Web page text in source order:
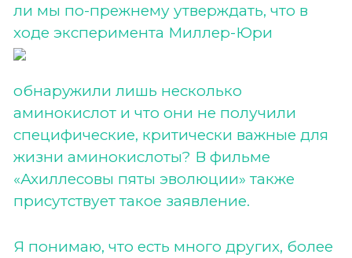
ли мы по-прежнему утверждать, что в
ходе эксперимента Миллер-Юри
обнаружили лишь несколько
аминокислот и что они не получили
специфические, критически важные для
жизни аминокислоты? В фильме
«Ахиллесовы пяты эволюции» также
присутствует такое заявление.
Я понимаю, что есть много других, более